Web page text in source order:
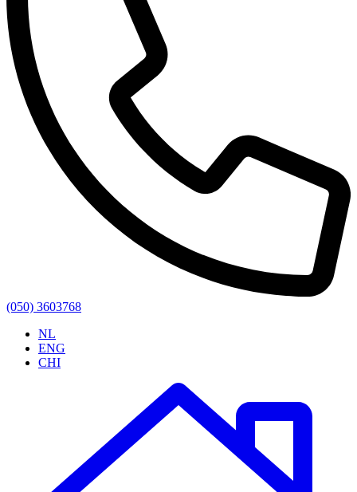
(050) 3603768
NL
ENG
CHI